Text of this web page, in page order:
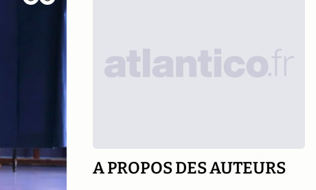
A PROPOS DES AUTEURS